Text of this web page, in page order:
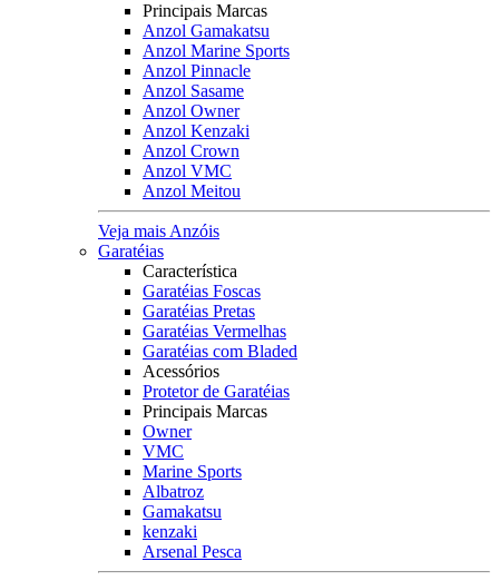
Principais Marcas
Anzol Gamakatsu
Anzol Marine Sports
Anzol Pinnacle
Anzol Sasame
Anzol Owner
Anzol Kenzaki
Anzol Crown
Anzol VMC
Anzol Meitou
Veja mais Anzóis
Garatéias
Característica
Garatéias Foscas
Garatéias Pretas
Garatéias Vermelhas
Garatéias com Bladed
Acessórios
Protetor de Garatéias
Principais Marcas
Owner
VMC
Marine Sports
Albatroz
Gamakatsu
kenzaki
Arsenal Pesca